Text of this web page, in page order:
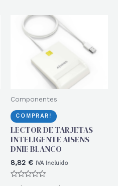
Componentes
COMPRAR!
LECTOR DE TARJETAS
INTELIGENTE AISENS
DNIE BLANCO
8,82 € IVA Incluido